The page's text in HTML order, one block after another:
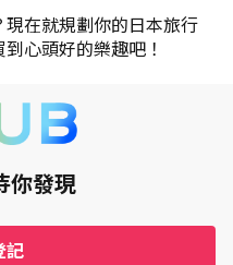
在就規劃你的日本旅行
心頭好的樂趣吧！
你發現
記